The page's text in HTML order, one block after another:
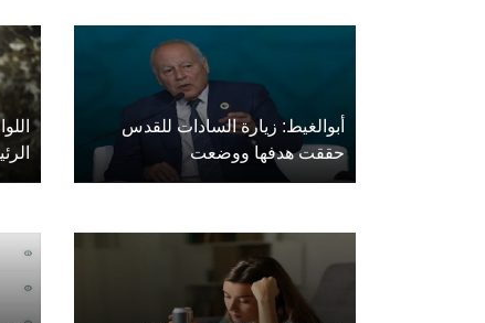
أبوالغيط: زيارة السادات للقدس
حققت هدفها ووضعت